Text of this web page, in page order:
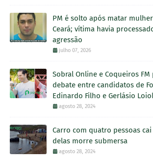
PM é solto após matar
Ceará; vítima havia
agressão
julho 07, 2026
Sobral Online e Coqueiros
debate entre candidatos de
Edinardo Filho e Gerlásio
agosto 28, 2024
Carro com quatro pessoas
delas morre submersa
agosto 28, 2024